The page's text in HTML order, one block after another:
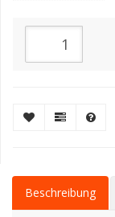
Beschreibung